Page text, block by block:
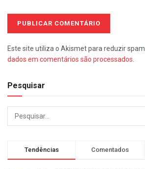
Este site utiliza o Akismet para reduzir spam.
dados em comentários são processados
Pesquisar
Tendências Comentados